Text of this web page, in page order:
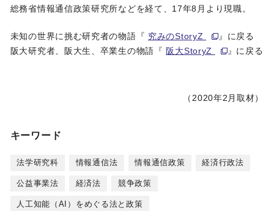
総務省情報通信政策研究所などを経て、17年8月より現職。
未知の世界に挑む研究者の物語『 究みのStoryZ
』に戻る
阪大研究者、阪大生、卒業生の物語『 阪大StoryZ 』に戻る
（2020年2月取材）
キーワード
法学研究科 情報通信法 情報通信政策 経済行政法
公益事業法 経済法 競争政策
人工知能（AI）をめぐる法と政策